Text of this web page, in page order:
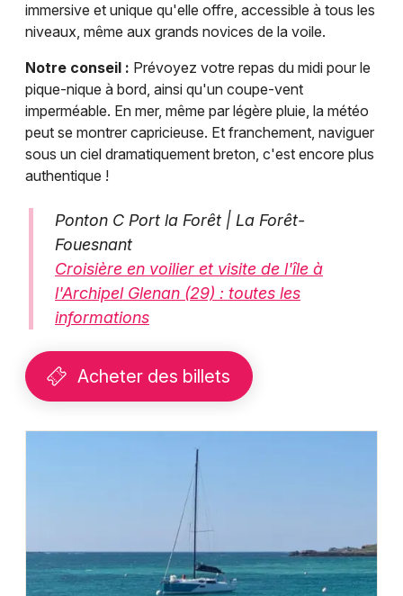
immersive et unique qu'elle offre, accessible à tous les
niveaux, même aux grands novices de la voile.
Notre conseil : Prévoyez votre repas du midi pour le
pique-nique à bord, ainsi qu'un coupe-vent
imperméable. En mer, même par légère pluie, la météo
peut se montrer capricieuse. Et franchement, naviguer
sous un ciel dramatiquement breton, c'est encore plus
authentique !
Ponton C Port la Forêt | La Forêt-
Fouesnant
Croisière en voilier et visite de l'île à
l'Archipel Glenan (29) : toutes les
informations
Acheter des billets